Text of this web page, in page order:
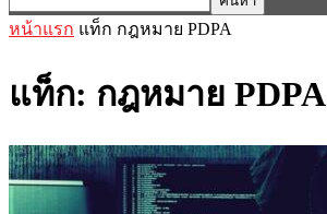
หน้าแรก แท็ก กฎหมาย PDPA
แท็ก: กฎหมาย PDPA